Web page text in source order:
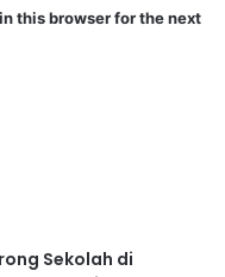
this browser for the next
Sekolah di